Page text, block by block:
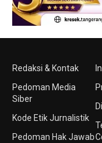
Redaksi & Kontak
Pedoman Media
Siber
Kode Etik Jurnalistik
Pedoman Hak Jawab